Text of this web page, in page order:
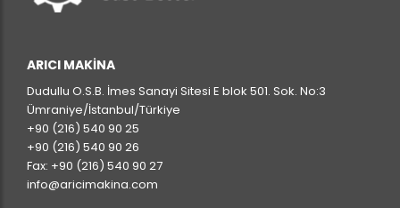
ARICI MAKINA
Dudullu O.S.B. İmes Sanayi Sitesi E blok 501. Sok. No:3
Ümraniye/İstanbul/Türkiye
+90 (216) 540 90 25
+90 (216) 540 90 26
Fax: +90 (216) 540 90 27
info@aricimakina.com